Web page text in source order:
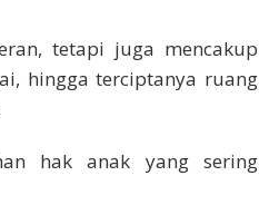
tetapi juga mencakup
hingga terciptanya ruang
hak anak yang sering